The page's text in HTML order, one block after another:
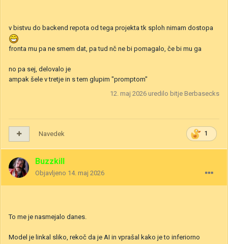
v bistvu do backend repota od tega projekta tk sploh nimam dostopa
fronta mu pa ne smem dat, pa tud nč ne bi pomagalo, če bi mu ga
no pa sej, delovalo je
ampak šele v tretje in s tem glupim "promptom"
12. maj 2026 uredilo bitje Berbasecks
1
Navedek
Buzzkill
Objavljeno 14. maj 2026
To me je nasmejalo danes.
Model je linkal sliko, rekoč da je AI in vprašal kako je to inferiorno